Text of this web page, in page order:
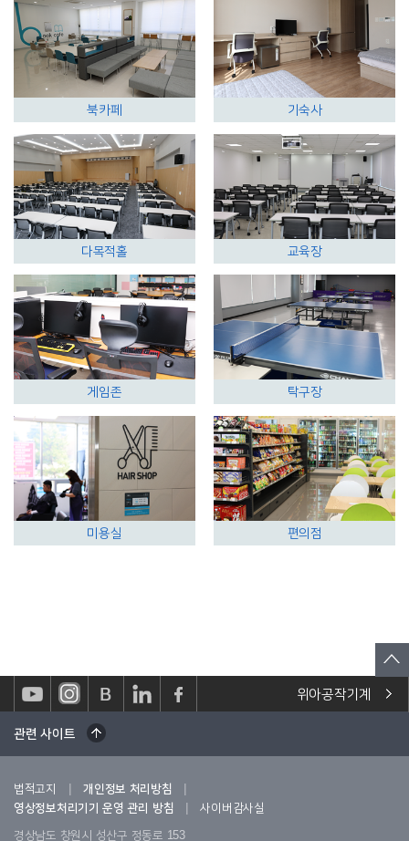
북카페 기숙사
다목적홀 교육장
게임존 탁구장
미용실 편의점
위아공작기계
관련 사이트
법적고지 | 개인정보 처리방침 |
영상정보처리기기 운영 관리 방침 |
사이버감사실
경상남도 창원시 성산구 정동로 153